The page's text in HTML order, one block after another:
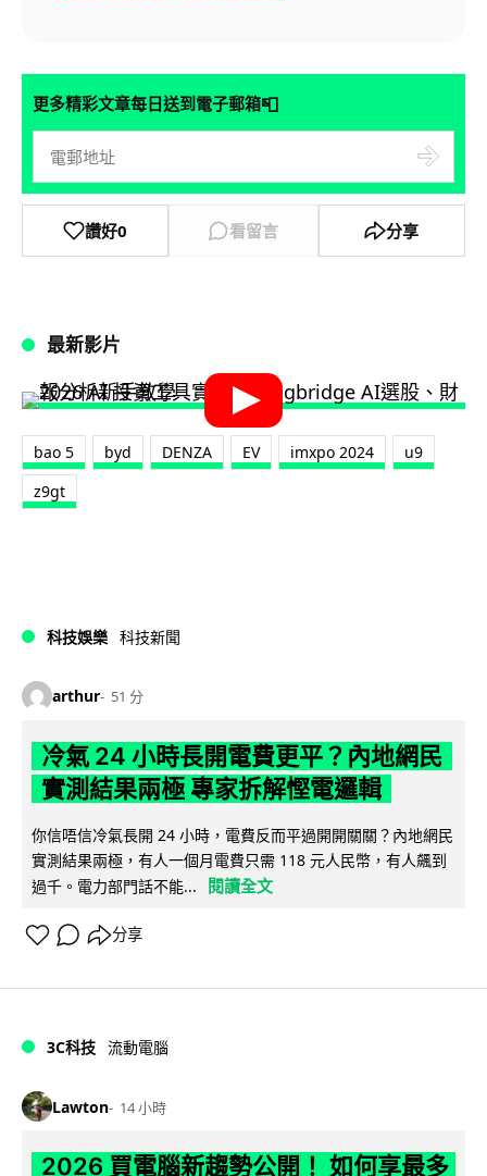
更多精彩文章每日送到電子郵箱📮
讚好0 看留言 分享
最新影片
bao 5 byd DENZA EV imxpo 2024
u9
z9gt
科技娛樂 科技新聞
arthur 51 分
冷氣 24 小時長開電費更平？內地網民
實測結果兩極 專家拆解慳電邏輯
你信唔信冷氣長開 24 小時，電費反而平過開開關關？內地網民
實測結果兩極，有人一個月電費只需 118 元人民幣，有人飆到
過千。電力部門話不能...
閱讀全文
分享
3C科技 流動電腦
Lawton 14 小時
2026 買電腦新趨勢公開！ 如何享最多